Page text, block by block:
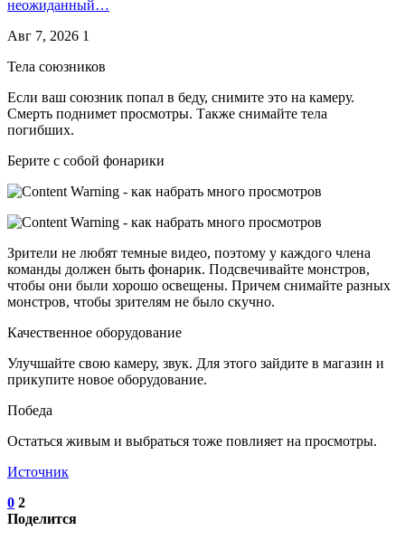
неожиданный…
Авг 7, 2026 1
Тела союзников
Если ваш союзник попал в беду, снимите это на камеру.
Смерть поднимет просмотры. Также снимайте тела
погибших.
Берите с собой фонарики
Зрители не любят темные видео, поэтому у каждого члена
команды должен быть фонарик. Подсвечивайте монстров,
чтобы они были хорошо освещены. Причем снимайте разных
монстров, чтобы зрителям не было скучно.
Качественное оборудование
Улучшайте свою камеру, звук. Для этого зайдите в магазин и
прикупите новое оборудование.
Победа
Остаться живым и выбраться тоже повлияет на просмотры.
Источник
0 2
Поделится